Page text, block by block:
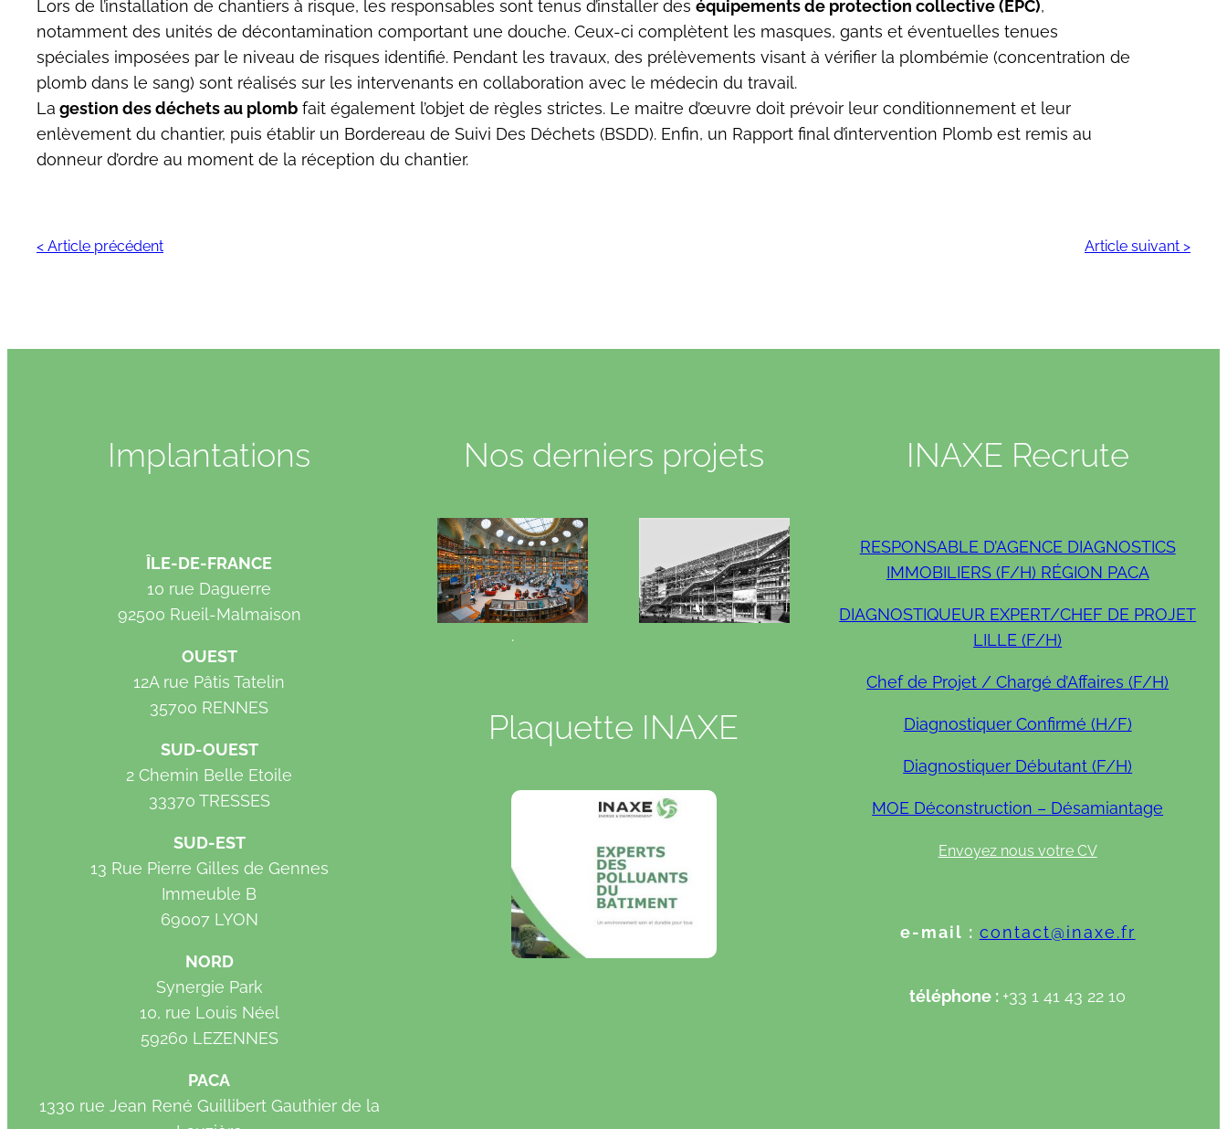
Lors de l’installation de chantiers à risque, les responsables sont tenus d’installer des équipements de protection collective (EPC),
notamment des unités de décontamination comportant une douche. Ceux-ci complètent les masques, gants et éventuelles tenues
spéciales imposées par le niveau de risques identifié. Pendant les travaux, des prélèvements visant à vérifier la plombémie (concentration de
plomb dans le sang) sont réalisés sur les intervenants en collaboration avec le médecin du travail.
La gestion des déchets au plomb fait également l’objet de règles strictes. Le maitre d’œuvre doit prévoir leur conditionnement et leur
enlèvement du chantier, puis établir un Bordereau de Suivi Des Déchets (BSDD). Enfin, un Rapport final d’intervention Plomb est remis au
donneur d’ordre au moment de la réception du chantier.
< Article précédent Article suivant >
Implantations
ÎLE-DE-FRANCE
10 rue Daguerre
92500 Rueil-Malmaison
OUEST
12A rue Pâtis Tatelin
35700 RENNES
SUD-OUEST
2 Chemin Belle Etoile
33370 TRESSES
SUD-EST
13 Rue Pierre Gilles de Gennes
Immeuble B
69007 LYON
NORD
Synergie Park
10, rue Louis Néel
59260 LEZENNES
PACA
1330 rue Jean René Guillibert Gauthier de la
Nos derniers projets
.
Plaquette INAXE
INAXE Recrute
RESPONSABLE D’AGENCE DIAGNOSTICS
IMMOBILIERS (F/H) RÉGION PACA
DIAGNOSTIQUEUR EXPERT/CHEF DE PROJET
LILLE (F/H)
Chef de Projet / Chargé d’Affaires (F/H)
Diagnostiquer Confirmé (H/F)
Diagnostiquer Débutant (F/H)
MOE Déconstruction – Désamiantage
Envoyez nous votre CV
e-mail : contact@inaxe.fr
téléphone : +33 1 41 43 22 10